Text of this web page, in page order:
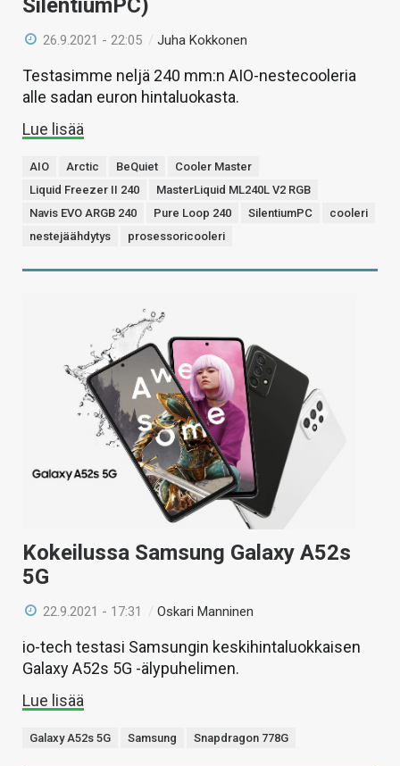
SilentiumPC)
26.9.2021 - 22:05 /Juha Kokkonen
Testasimme neljä 240 mm:n AIO-nestecooleria
alle sadan euron hintaluokasta.
Lue lisää
AIO Arctic BeQuiet
Cooler Master
Liquid Freezer II 240
MasterLiquid ML240L V2 RGB
Navis EVO ARGB 240
Pure Loop 240 SilentiumPC
cooleri
nestejäähdytys
prosessoricooleri
Kokeilussa Samsung Galaxy A52s
5G
22.9.2021 - 17:31 /Oskari Manninen
io-tech testasi Samsungin keskihintaluokkaisen
Galaxy A52s 5G -älypuhelimen.
Lue lisää
Galaxy A52s 5G Samsung Snapdragon 778G